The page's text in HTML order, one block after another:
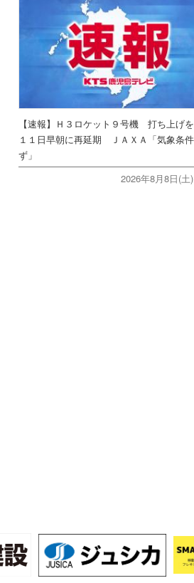
【速報】Ｈ３ロケット９号機 打ち上げ
１１日早朝に再延期 ＪＡＸＡ「気象条
ず」
2026年8月8日(土